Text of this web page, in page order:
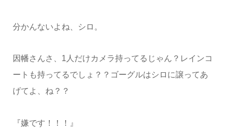
分かんないよね、シロ。
因幡さんさ、1人だけカメラ持ってるじゃん？レインコ
ートも持ってるでしょ？？ゴーグルはシロに譲ってあ
げてよ、ね？？
『嫌です！！！』